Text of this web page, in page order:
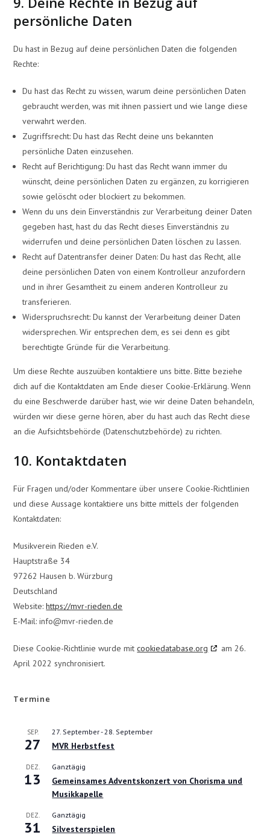
persönliche Daten
Du hast in Bezug auf deine persönlichen Daten die folgenden
Rechte:
Du hast das Recht zu wissen, warum deine persönlichen Daten
gebraucht werden, was mit ihnen passiert und wie lange diese
verwahrt werden.
Zugriffsrecht: Du hast das Recht deine uns bekannten
persönliche Daten einzusehen.
Recht auf Berichtigung: Du hast das Recht wann immer du
wünscht, deine persönlichen Daten zu ergänzen, zu korrigieren
sowie gelöscht oder blockiert zu bekommen.
Wenn du uns dein Einverständnis zur Verarbeitung deiner Daten
gegeben hast, hast du das Recht dieses Einverständnis zu
widerrufen und deine persönlichen Daten löschen zu lassen.
Recht auf Datentransfer deiner Daten: Du hast das Recht, alle
deine persönlichen Daten von einem Kontrolleur anzufordern
und in ihrer Gesamtheit zu einem anderen Kontrolleur zu
transferieren.
Widerspruchsrecht: Du kannst der Verarbeitung deiner Daten
widersprechen. Wir entsprechen dem, es sei denn es gibt
berechtigte Gründe für die Verarbeitung.
Um diese Rechte auszuüben kontaktiere uns bitte. Bitte beziehe
dich auf die Kontaktdaten am Ende dieser Cookie-Erklärung. Wenn
du eine Beschwerde darüber hast, wie wir deine Daten behandeln,
würden wir diese gerne hören, aber du hast auch das Recht diese
an die Aufsichtsbehörde (Datenschutzbehörde) zu richten.
10. Kontaktdaten
Für Fragen und/oder Kommentare über unsere Cookie-Richtlinien
und diese Aussage kontaktiere uns bitte mittels der folgenden
Kontaktdaten:
Musikverein Rieden e.V.
Hauptstraße 34
97262 Hausen b. Würzburg
Deutschland
Website:https://mvr-rieden.de
E-Mail:info@mvr-rieden.de
Diese Cookie-Richtlinie wurde mitcookiedatabase.org
am 26.
April 2022 synchronisiert.
Termine
SEP.
27
27. September-28. September
MVR Herbstfest
DEZ.
13
Ganztägig
Gemeinsames Adventskonzert von Chorisma und
Musikkapelle
DEZ.
31
Ganztägig
Silvesterspielen